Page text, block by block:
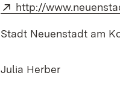
Extern:
http://
Stadt Neuenstadt am
Julia Herber